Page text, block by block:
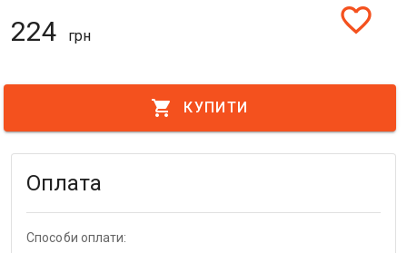
224 грн favorite_border
shopping_cart КУПИТИ
Оплата
Способи оплати: